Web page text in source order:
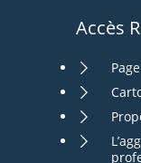
Accès